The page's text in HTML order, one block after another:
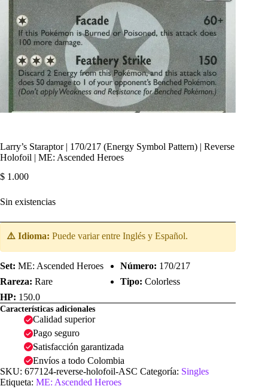
Larry’s Staraptor | 170/217 (Energy Symbol Pattern) | Reverse
Holofoil | ME: Ascended Heroes
$ 1.000
Sin existencias
⚠️ Idioma: Puede variar entre Inglés y Español.
Set: ME: Ascended Heroes Número: 170/217
Rareza: Rare Tipo: Colorless
HP: 150.0
Características adicionales
Calidad superior
Pago seguro
Satisfacción garantizada
Envíos a todo Colombia
SKU: 677124-reverse-holofoil-ASC Categoría: Singles
Etiqueta: ME: Ascended Heroes